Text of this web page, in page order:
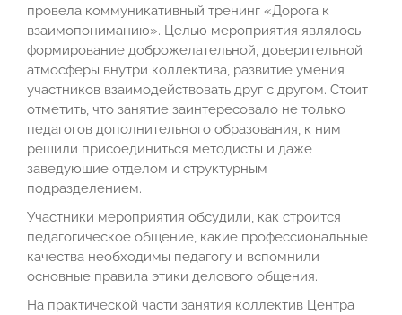
провела коммуникативный тренинг «Дорога к
взаимопониманию». Целью мероприятия являлось
формирование доброжелательной, доверительной
атмосферы внутри коллектива, развитие умения
участников взаимодействовать друг с другом. Стоит
отметить, что занятие заинтересовало не только
педагогов дополнительного образования, к ним
решили присоединиться методисты и даже
заведующие отделом и структурным
подразделением.
Участники мероприятия обсудили, как строится
педагогическое общение, какие профессиональные
качества необходимы педагогу и вспомнили
основные правила этики делового общения.
На практической части занятия коллектив Центра